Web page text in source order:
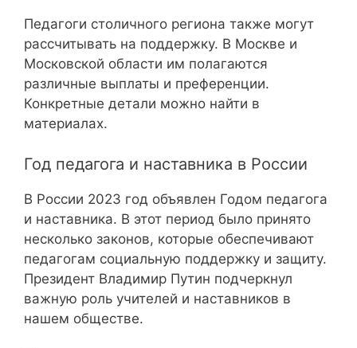
Педагоги столичного региона также могут
рассчитывать на поддержку. В Москве и
Московской области им полагаются
различные выплаты и преференции.
Конкретные детали можно найти в
материалах.
Год педагога и наставника в России
В России 2023 год объявлен Годом педагога
и наставника. В этот период было принято
несколько законов, которые обеспечивают
педагогам социальную поддержку и защиту.
Президент Владимир Путин подчеркнул
важную роль учителей и наставников в
нашем обществе.